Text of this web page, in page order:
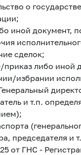
о
иной документ,
сделок;
либо иной
избрании
и т.п.
председателя и
от ГНС -